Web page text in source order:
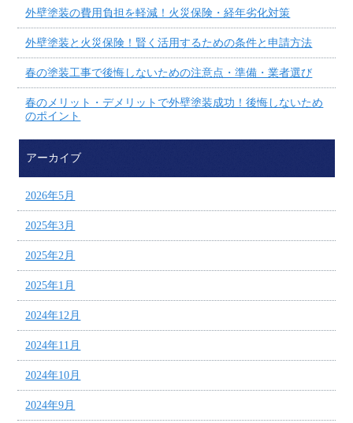
外壁塗装の費用負担を軽減！火災保険・経年劣化対策
外壁塗装と火災保険！賢く活用するための条件と申請方法
春の塗装工事で後悔しないための注意点・準備・業者選び
春のメリット・デメリットで外壁塗装成功！後悔しないため
のポイント
アーカイブ
2026年5月
2025年3月
2025年2月
2025年1月
2024年12月
2024年11月
2024年10月
2024年9月